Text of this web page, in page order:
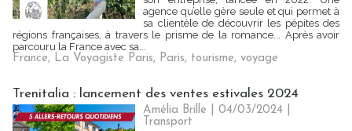
agence qu’elle gère seule et qui permet à
sa clientèle de découvrir les pépites des
régions françaises, à travers le prisme de la romance... Après avoir
parcouru la France avec sa...
France, La Voyagiste Paris, Paris, tourisme, voyage
Trenitalia : lancement des ventes estivales 2024
Amélia Brille | 04/03/2024
Transport